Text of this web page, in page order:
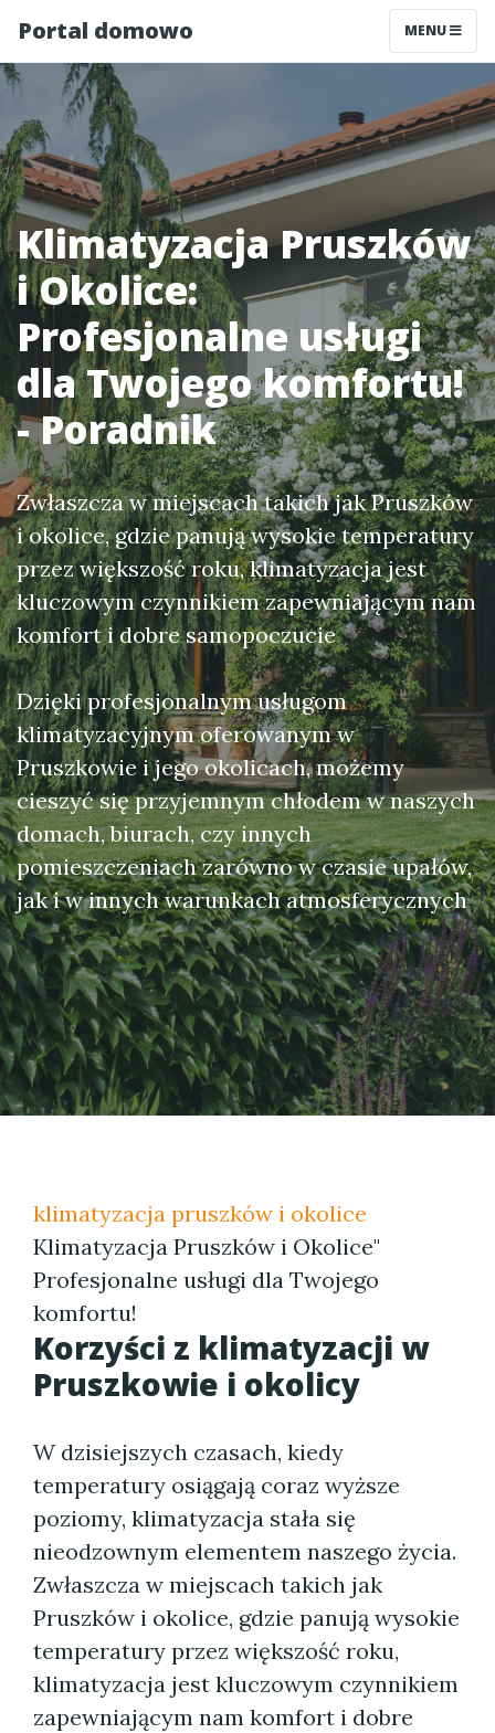
Portal domowo MENU
Klimatyzacja Pruszków
i Okolice:
Profesjonalne usługi
dla Twojego komfortu!
- Poradnik
Zwłaszcza w miejscach takich jak Pruszków
i okolice, gdzie panują wysokie temperatury
przez większość roku, klimatyzacja jest
kluczowym czynnikiem zapewniającym nam
komfort i dobre samopoczucie
Dzięki profesjonalnym usługom
klimatyzacyjnym oferowanym w
Pruszkowie i jego okolicach, możemy
cieszyć się przyjemnym chłodem w naszych
domach, biurach, czy innych
pomieszczeniach zarówno w czasie upałów,
jak i w innych warunkach atmosferycznych
klimatyzacja pruszków i okolice
Klimatyzacja Pruszków i Okolice"
Profesjonalne usługi dla Twojego
komfortu!
Korzyści z klimatyzacji w
Pruszkowie i okolicy
W dzisiejszych czasach, kiedy
temperatury osiągają coraz wyższe
poziomy, klimatyzacja stała się
nieodzownym elementem naszego życia.
Zwłaszcza w miejscach takich jak
Pruszków i okolice, gdzie panują wysokie
temperatury przez większość roku,
klimatyzacja jest kluczowym czynnikiem
zapewniającym nam komfort i dobre